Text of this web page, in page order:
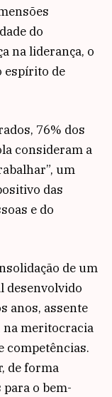
do
na liderança, o
espírito de
76% dos
consideram a
um
das
e do
de um
desenvolvido
anos, assente
na meritocracia
competências.
de forma
o bem-